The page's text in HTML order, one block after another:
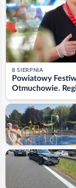
8 SIERPNIA
Powiatowy
Otmuchowie.